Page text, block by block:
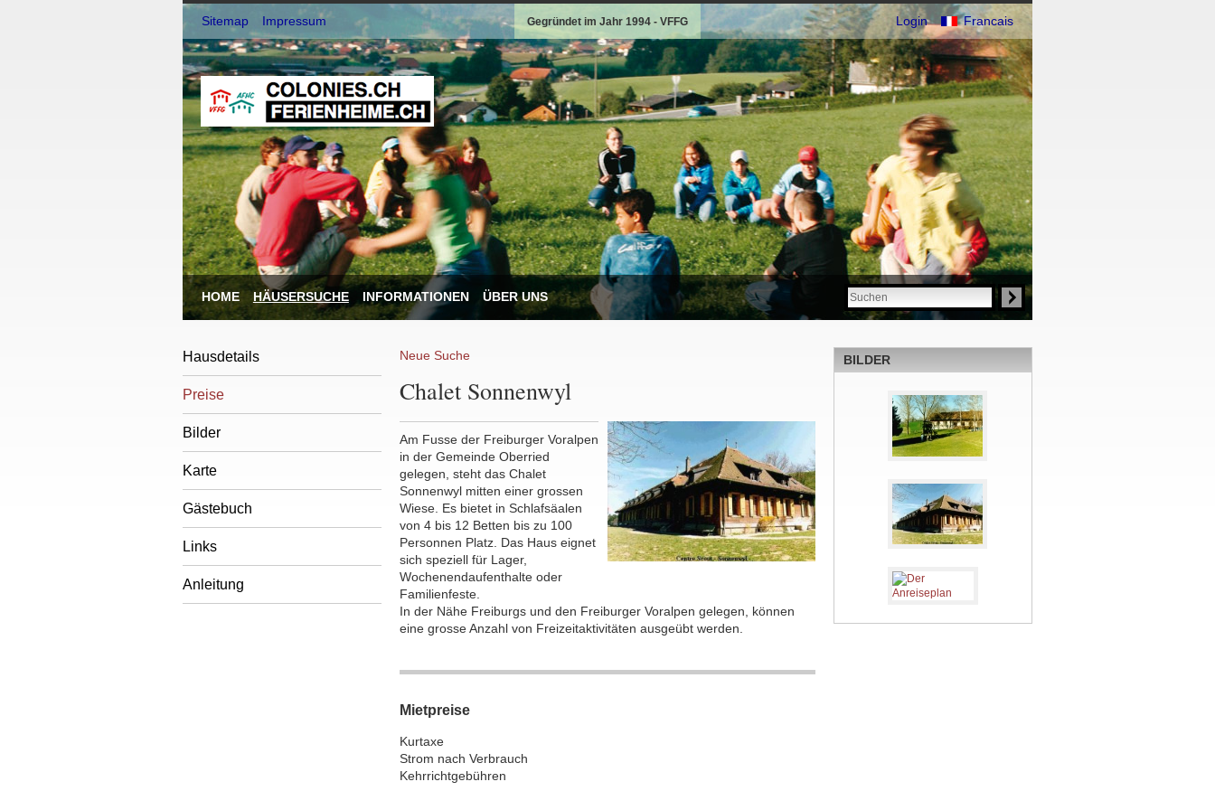
Sitemap Impressum Gegründet im Jahr 1994 - VFFG Login Francais
HOME HÄUSERSUCHE INFORMATIONEN ÜBER UNS
Hausdetails
Preise
Bilder
Karte
Gästebuch
Links
Anleitung
Neue Suche
Chalet Sonnenwyl
Am Fusse der Freiburger Voralpen
in der Gemeinde Oberried
gelegen, steht das Chalet
Sonnenwyl mitten einer grossen
Wiese. Es bietet in Schlafsäalen
von 4 bis 12 Betten bis zu 100
Personnen Platz. Das Haus eignet
sich speziell für Lager,
Wochenendaufenthalte oder
Familienfeste.
In der Nähe Freiburgs und den Freiburger Voralpen gelegen, können
eine grosse Anzahl von Freizeitaktivitäten ausgeübt werden.
Mietpreise
Kurtaxe
Strom nach Verbrauch
Kehrrichtgebühren
BILDER